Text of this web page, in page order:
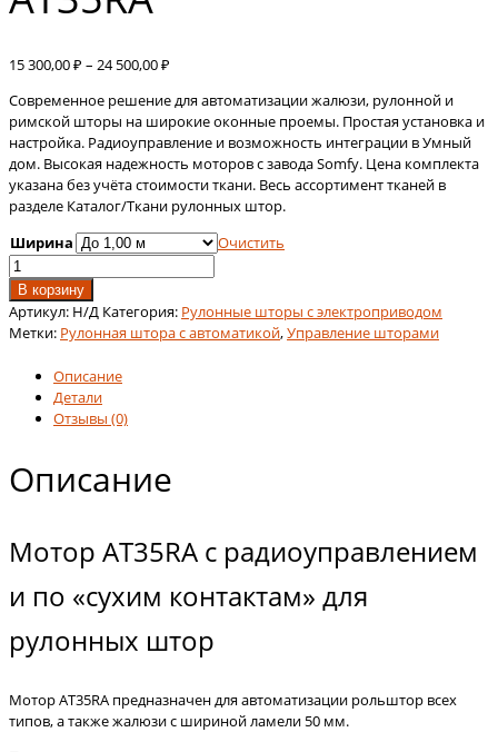
15 300,00₽ – 24 500,00₽
15
300,00 ₽
–
24
500,00 ₽
Современное решение для автоматизации жалюзи, рулонной и
римской шторы на широкие оконные проемы. Простая установка и
настройка. Радиоуправление и возможность интеграции в Умный
дом. Высокая надежность моторов с завода Somfy. Цена комплекта
указана без учёта стоимости ткани. Весь ассортимент тканей в
разделе Каталог/Ткани рулонных штор.
Ширина
Очистить
Количество
товара
Механизм
рулонной
Louvolite
электроприводом
AT35RA
В корзину
Артикул: Н/Д Категория: Рулонные шторы с электроприводом
Метки: Рулонная штора с автоматикой,Управление шторами
Описание
Детали
Отзывы (0)
Описание
Мотор AT35RA с радиоуправлением
и по «сухим контактам» для
рулонных штор
Мотор AT35RA предназначен для автоматизации рольштор всех
типов, а также жалюзи с шириной ламели 50 мм.